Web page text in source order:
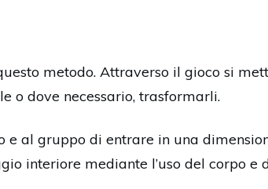
metodo. Attraverso il gioco si
o dove necessario, trasformarli.
e al gruppo di entrare in una
interiore mediante l’uso del corpo e